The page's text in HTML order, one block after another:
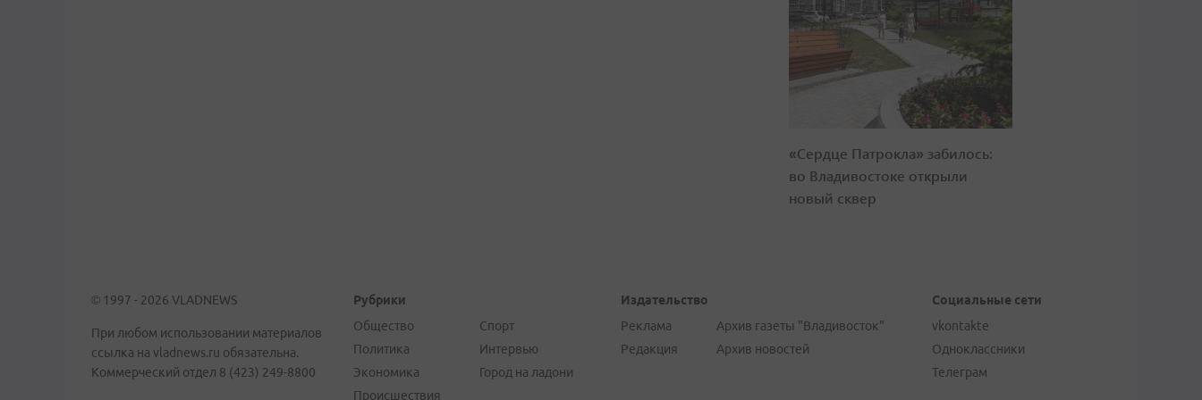
«Сердце Патрокла» забилось:
во Владивостоке открыли
новый сквер
© 1997 - 2026 VLADNEWS
При любом использовании материалов
ссылка на vladnews.ru обязательна.
Коммерческий отдел 8 (423) 249-8800
Рубрики
Общество
Политика
Экономика
Происшествия
Спорт
Интервью
Город на ладони
Издательство
Реклама
Редакция
Архив газеты "Владивосток"
Архив новостей
Социальные сети
vkontakte
Одноклассники
Телеграм